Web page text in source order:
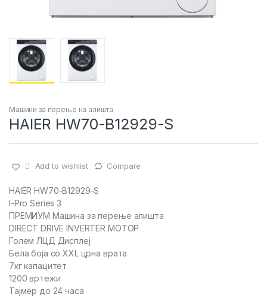
Машини за перење на алишта
HAIER HW70-B12929-S
Add to wishlist Compare
HAIER HW70-B12929-S
I-Pro Series 3
ПРЕМИУМ Машина за перење алишта
DIRECT DRIVE INVERTER МОТОР
Голем ЛЦД Дисплеј
Бела боја со XXL црна врата
7кг капацитет
1200 вртежи
Тајмер до 24 часа